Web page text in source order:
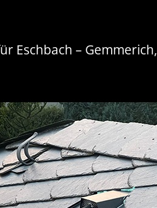
Eschbach –